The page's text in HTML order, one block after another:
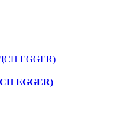
EGGER)